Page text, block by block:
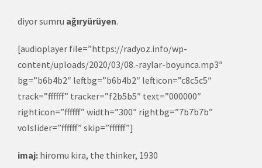
diyor sumru ağıryürüyen.
[audioplayer file=”https://radyoz.info/wp-
content/uploads/2020/03/08.-raylar-boyunca.mp3″
bg=”b6b4b2″ leftbg=”b6b4b2″ lefticon=”c8c5c5″
track=”ffffff” tracker=”f2b5b5″ text=”000000″
righticon=”ffffff” width=”300″ rightbg=”7b7b7b”
volslider=”ffffff” skip=”ffffff”]
imaj: hiromu kira, the thinker, 1930